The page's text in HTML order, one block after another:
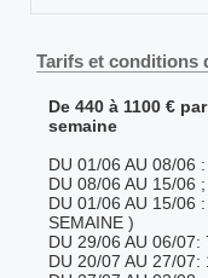
Tarifs et conditions
De 440 à 1100 €
semaine
DU 01/06 AU 08/06
DU 08/06 AU 15/06
DU 01/06 AU 15/06
SEMAINE )
DU 29/06 AU 06/07:
DU 20/07 AU 27/07: